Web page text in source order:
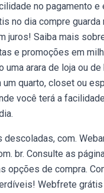
no pagamento e
no dia compre guarda
juros! Saiba mais
e promoções em
uma arara de loja ou
um quarto, closet ou
você terá a
descoladas, com.
br. Consulte as
opções de compra.
Webfrete grátis